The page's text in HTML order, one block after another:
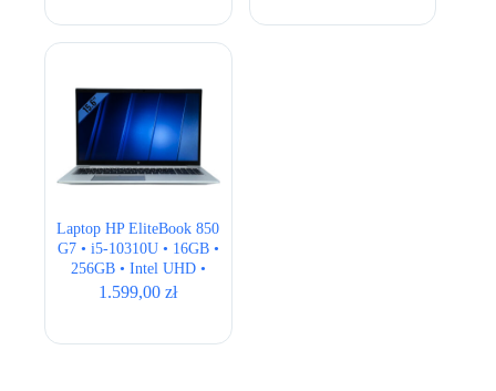
Laptop HP EliteBook 850
G7 • i5-10310U • 16GB •
256GB • Intel UHD •
15.6″ Full HD
1.599,00zł